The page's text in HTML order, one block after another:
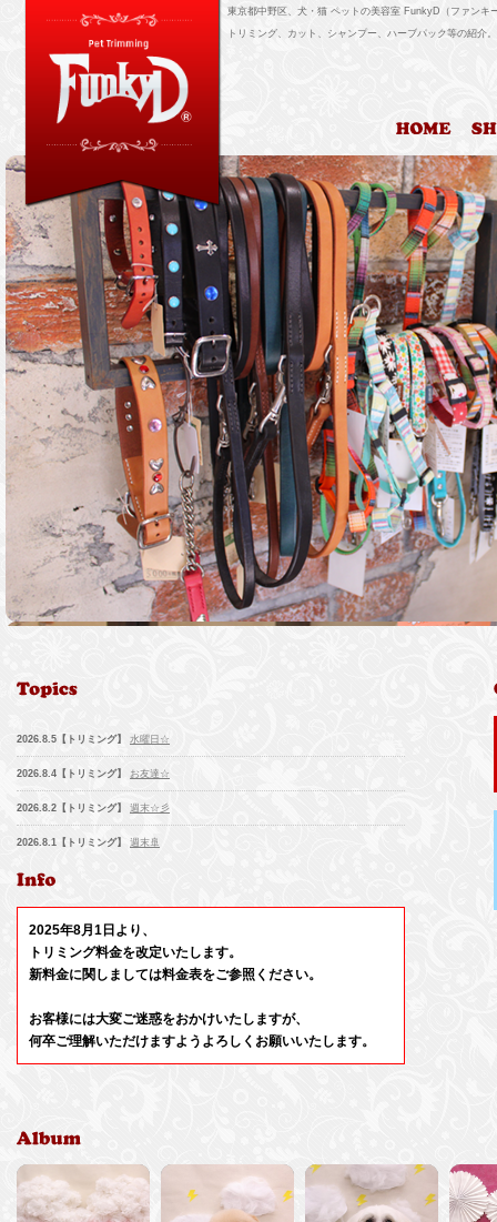
東京都中野区、犬・猫 ペットの美容室 FunkyD（ファンキ
トリミング、カット、シャンプー、ハーブパック等の紹介
2026.8.5【トリミング】 水曜日☆
2026.8.4【トリミング】 お友達☆
2026.8.2【トリミング】 週末☆彡
2026.8.1【トリミング】 週末🚢
2026.7.31【トリミング】
2026.7.30【トリミング】お友達🌟
2026.7.29【トリミング】 晴れ🌞
2026.7.28【トリミング】 火曜日♪
2026.7.26【トリミング】今日のお友達★
2026.7.25【トリミング】土曜日🎵
2025年8月1日より、
トリミング料金を改定いたします。
新料金に関しましては料金表をご参照ください。
お客様には大変ご迷惑をおかけいたしますが、
何卒ご理解いただけますようよろしくお願いいたします。